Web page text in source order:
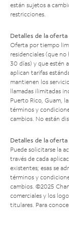
están sujetos a
restricciones.
Detalles de la
Oferta por tiempo
residenciales (que
30 días) y que estén
aplican tarifas
mantienen los
llamadas ilimitadas
Puerto Rico, Guam,
términos y
cambios. No están
Detalles de la oferta
Puede solicitarse la
través de cada
existentes; esas se
términos y
cambios. ©2025
comerciales y los
titulares. Para